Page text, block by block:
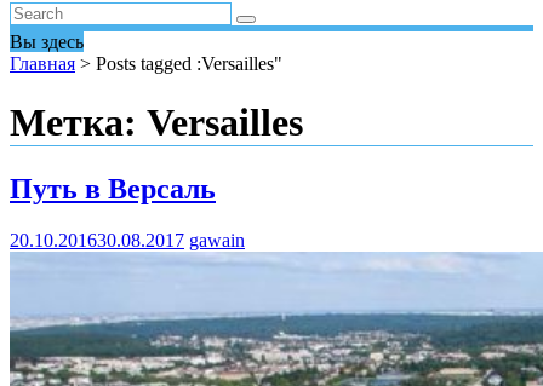
Вы здесь
Главная > Posts tagged :Versailles"
Метка: Versailles
Путь в Версаль
20.10.201630.08.2017 gawain